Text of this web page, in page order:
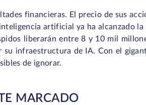
financieras. El precio de sus
artificial ya ha alcanzado
liberarán entre 8 y 10 mil
su infraestructura de IA. Con el
de ignorar.
MARCADO